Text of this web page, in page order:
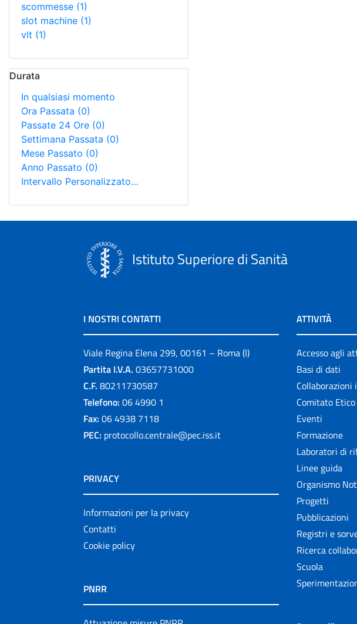
scommesse (1)
slot machine (1)
vlt (1)
Durata
In qualsiasi momento
Ora Passata (0)
Passate 24 Ore (0)
Settimana Passata (0)
Mese Passato (0)
Anno Passato (0)
Intervallo Personalizzato…
Istituto Superiore di Sanità
I NOSTRI CONTATTI
Viale Regina Elena 299, 00161 – Roma (I)
Partita I.V.A. 03657731000
C.F. 80211730587
Telefono: 06 4990 1
Fax: 06 4938 7118
PEC: protocollo.centrale@pec.iss.it
PRIVACY
Informazioni per la privacy
Contatti
Cookie policy
PNRR
ATTIVITÀ
Accesso agli
Basi di dati
Comitato
Eventi
Formazione
Laboratori di
Linee guida
Organismo
Progetti
Pubblicazioni
Registri e
Ricerca
Scuola